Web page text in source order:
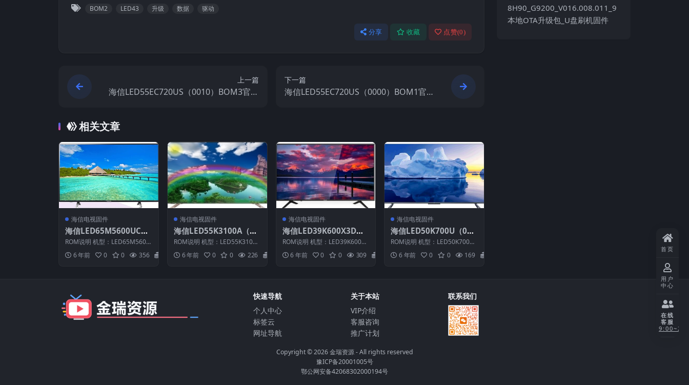
BOM2 LED43 升级 数据 驱动
分享 收藏 点赞(0)
上一篇
海信LED55EC720US（0010）BOM3官方
下一篇
海信LED55EC720US（0000）BOM1官方
相关文章
海信电视固件
海信LED65M5600UC
（3000）BOM6官方原
厂USB刷机电视固件包
ROM说明 机型：LED65M5600
UC 固件版本：（3000） BO
M：6 ...
6 年前 0 0 356
海信电视固件
海信LED55K3100A（00
00）BOM1_C005_2016
0414官方原厂USB刷机
电视固件包
ROM说明 机型：LED55K3100A
固件版本：（0000） BOM：1
海...6 年前 0 0 226
海信电视固件
海信LED39K600X3D（0
000）BOM1官方原厂US
B刷机电视固件包
ROM说明 机型：LED39K600X3
D 固件版本：（0000） BOM：
1 ...6 年前 0 0 309
海信电视固件
海信LED50K700U（000
0）BOM1_C012_20160
422官方原厂USB刷机电
视固件包
ROM说明 机型：LED50K700U
固件版本：（0000） BOM：1
海信...6 年前 0 0 169
8H90_G9200_V016.008.011_9
本地OTA升级包_U盘刷机固件
快速导航
个人中心
标签云
网址导航
关于本站
VIP介绍
客服咨询
推广计划
联系我们
Copyright © 2026金瑞资源- All rights reserved
豫ICP备20001005号
鄂公网安备42068302000194号
首页
用户
中心
在线
客服